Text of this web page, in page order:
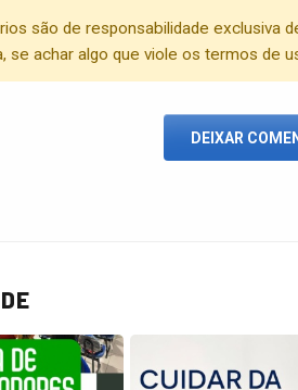
são de responsabilidade exclusiva
se achar algo que viole os termos de
DEIXAR